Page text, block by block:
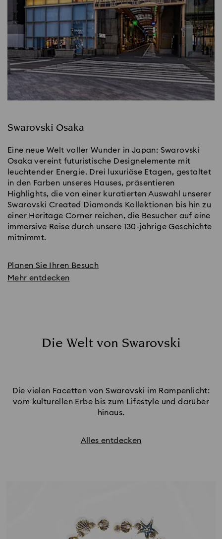
Swarovski Osaka
Eine neue Welt voller Wunder in Japan: Swarovski
Osaka vereint futuristische Designelemente mit
leuchtender Energie. Drei luxuriöse Etagen, gestaltet
in den Farben unseres Hauses, präsentieren
Highlights, die von einer kuratierten Auswahl unserer
Swarovski Created Diamonds Kollektionen bis hin zu
einer Heritage Corner reichen, die Besucher auf eine
immersive Reise durch unsere 130-jährige Geschichte
mitnimmt.
Planen Sie Ihren Besuch
Mehr entdecken
Die Welt von Swarovski
Die vielen Facetten von Swarovski im Rampenlicht:
vom kulturellen Erbe bis zum Lifestyle und darüber
hinaus.
Alles entdecken